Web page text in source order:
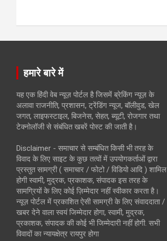
हमारे बारे में
यह एक हिंदी वेब न्यूज़ पोर्टल है जिसमें ब्रेकिंग न्यूज़ के
अलावा राजनीति, प्रशासन, ट्रेंडिंग न्यूज, बॉलीवुड, खेल
जगत, लाइफस्टाइल, बिजनेस, सेहत, ब्यूटी, रोजगार तथा
टेक्नोलॉजी से संबंधित खबरें पोस्ट की जाती है।
Disclaimer - समाचार से सम्बंधित किसी भी तरह के
विवाद के लिए साइट के कुछ तत्वों में उपयोगकर्ताओं द्वारा
प्रस्तुत सामग्री ( समाचार / फोटो / विडियो आदि ) शामिल
होगी स्वामी, मुद्रक, प्रकाशक, संपादक इस तरह के
सामग्रियों के लिए कोई ज़िम्मेदार नहीं स्वीकार करता है।
न्यूज़ पोर्टल में प्रकाशित ऐसी सामग्री के लिए संवाददाता /
खबर देने वाला स्वयं जिम्मेदार होगा, स्वामी, मुद्रक,
प्रकाशक, संपादक की कोई भी जिम्मेदारी नहीं होगी. सभी
विवादों का न्यायक्षेत्र रायपुर होगा